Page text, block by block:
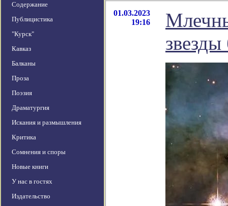
Содержание
Публицистика
"Курск"
Кавказ
Балканы
Проза
Поэзия
Драматургия
Искания и размышления
Критика
Сомнения и споры
Новые книги
У нас в гостях
Издательство
01.03.2023
19:16